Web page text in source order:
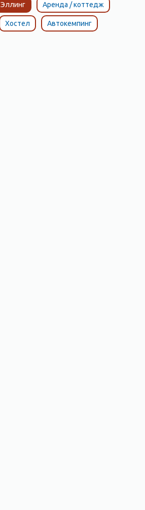
Эллинг Аренда / коттедж
Хостел Автокемпинг